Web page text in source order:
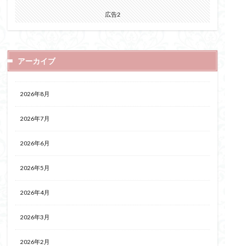
広告2
アーカイブ
2026年8月
2026年7月
2026年6月
2026年5月
2026年4月
2026年3月
2026年2月